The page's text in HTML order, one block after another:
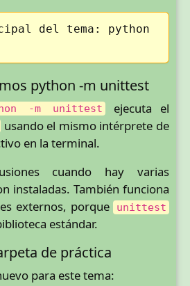
del tema: python
python -m unittest
-m unittest
ejecuta el
usando el mismo intérprete de
en la terminal.
cuando hay varias
instaladas. También funciona
externos, porque unittest
estándar.
de práctica
para este tema: